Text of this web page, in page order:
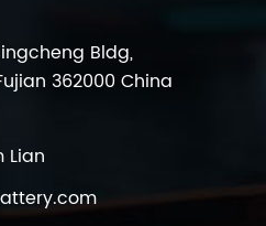
Bldg,
362000 China
Lian